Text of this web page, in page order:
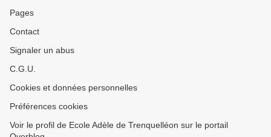
Pages
Contact
Signaler un abus
C.G.U.
Cookies et données personnelles
Préférences cookies
Voir le profil de Ecole Adèle de Trenquelléon sur le portail